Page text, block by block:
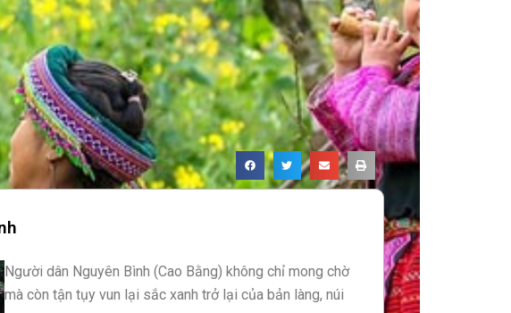
Người dân Nguyên Bình (Cao Bằng) không chỉ mong chờ
mà còn tận tụy vun lại sắc xanh trở lại của bản làng, núi